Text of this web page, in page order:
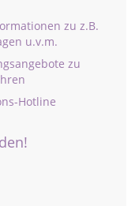
zu z.B.
u.v.m.
zu
Hotline